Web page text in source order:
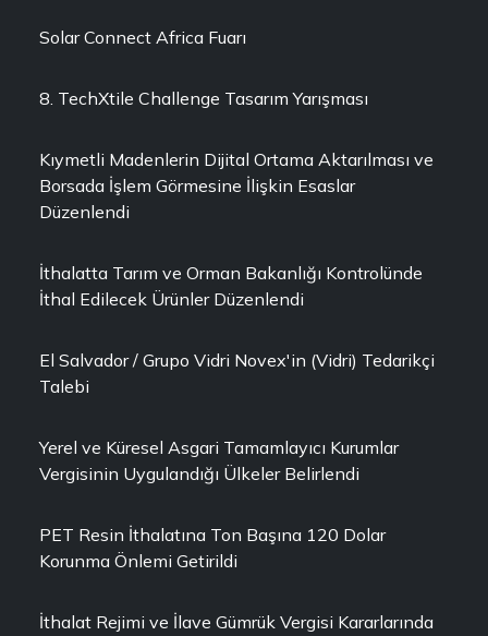
Solar Connect Africa Fuarı
8. TechXtile Challenge Tasarım Yarışması
Kıymetli Madenlerin Dijital Ortama Aktarılması ve
Borsada İşlem Görmesine İlişkin Esaslar
Düzenlendi
İthalatta Tarım ve Orman Bakanlığı Kontrolünde
İthal Edilecek Ürünler Düzenlendi
El Salvador / Grupo Vidri Novex'in (Vidri) Tedarikçi
Talebi
Yerel ve Küresel Asgari Tamamlayıcı Kurumlar
Vergisinin Uygulandığı Ülkeler Belirlendi
PET Resin İthalatına Ton Başına 120 Dolar
Korunma Önlemi Getirildi
İthalat Rejimi ve İlave Gümrük Vergisi Kararlarında